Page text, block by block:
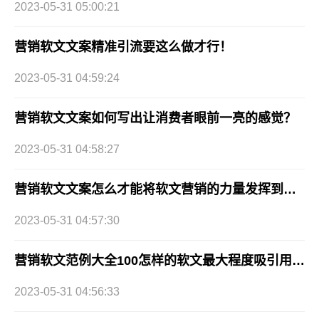
2023-05-31 05:00:21
营销软文文案精准引流要这么做才行！
2023-05-31 04:59:24
营销软文文案如何写出让消费者眼前一亮的感觉？
2023-05-31 04:58:27
营销软文文案怎么才能将软文营销的力量发挥到最大值！
2023-05-31 04:57:30
营销软文范例大全100怎样的软文最大程度吸引用户流量？
2023-05-31 04:56:33